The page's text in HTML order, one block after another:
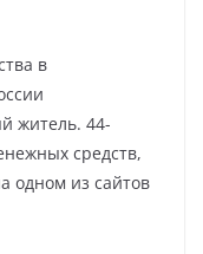
в
житель. 44-
средств,
одном из сайтов